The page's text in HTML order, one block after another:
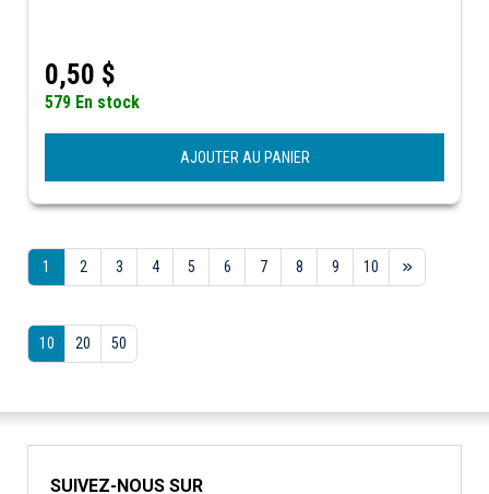
0,50 $
579 En stock
AJOUTER AU PANIER
1 2 3 4 5 6 7 8 9 10
10 20 50
SUIVEZ-NOUS SUR